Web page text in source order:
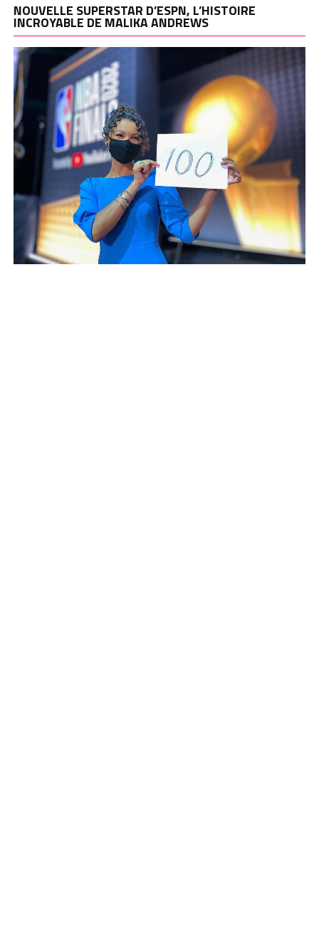
NOUVELLE SUPERSTAR D’ESPN, L’HISTOIRE
INCROYABLE DE MALIKA ANDREWS